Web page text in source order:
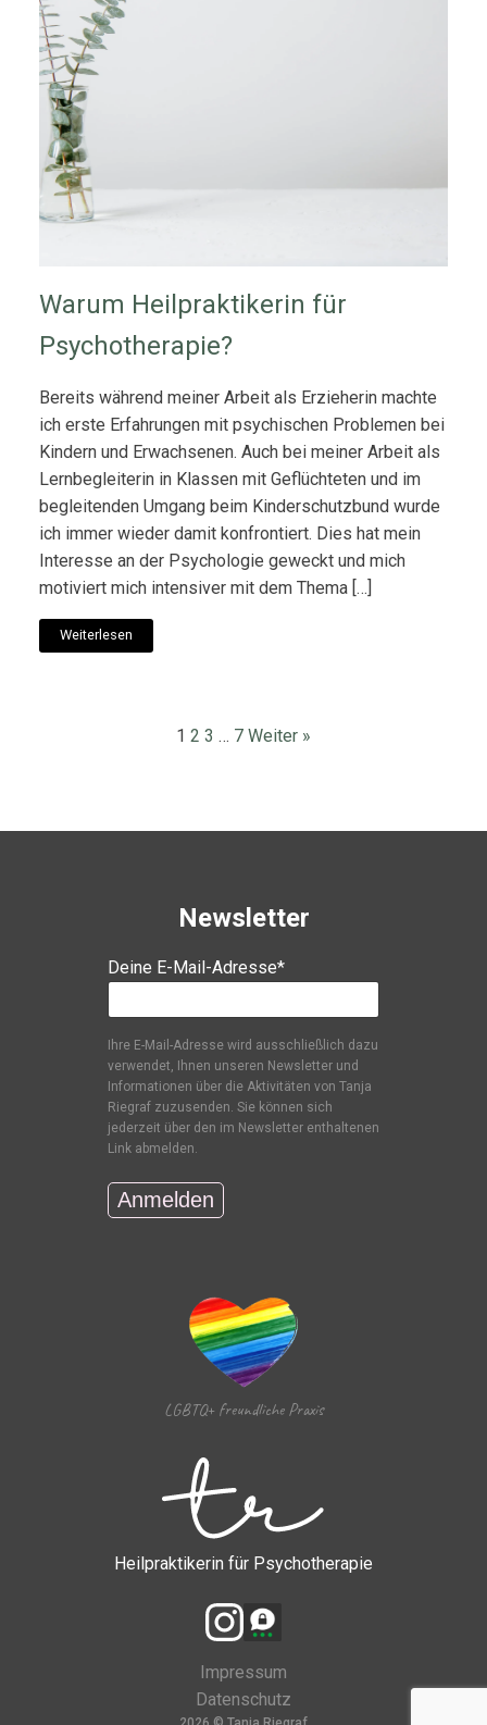
Warum Heilpraktikerin für
Psychotherapie?
Bereits während meiner Arbeit als Erzieherin machte
ich erste Erfahrungen mit psychischen Problemen bei
Kindern und Erwachsenen. Auch bei meiner Arbeit als
Lernbegleiterin in Klassen mit Geflüchteten und im
begleitenden Umgang beim Kinderschutzbund wurde
ich immer wieder damit konfrontiert. Dies hat mein
Interesse an der Psychologie geweckt und mich
motiviert mich intensiver mit dem Thema […]
Weiterlesen
1 2 3 … 7 Weiter »
Newsletter
Deine E-Mail-Adresse*
Ihre E-Mail-Adresse wird ausschließlich dazu
verwendet, Ihnen unseren Newsletter und
Informationen über die Aktivitäten von Tanja
Riegraf zuzusenden. Sie können sich
jederzeit über den im Newsletter enthaltenen
Link abmelden.
Heilpraktikerin für Psychotherapie
Impressum
Datenschutz
LGBTQ+ freundliche Praxis